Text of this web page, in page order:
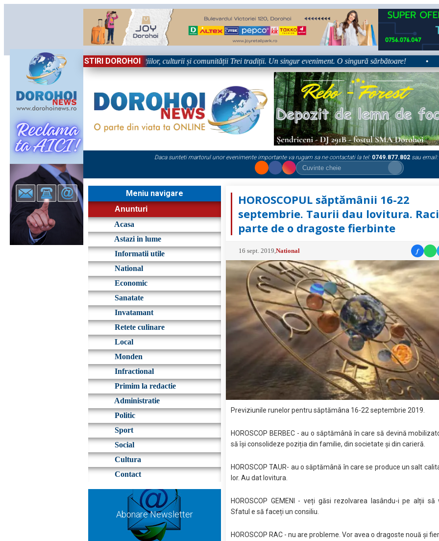
STIRI DOROHOI
Sărbătoare!” – trei zile dedicate tradițiilor, culturii și comunității Trei tradiții. Un singur eveniment. O singură sărbătoare! •
Daca sunteti martorul unor evenimente importante va rugam sa ne contactati la tel: 0749.877.802 sau email:
Meniu navigare
Anunturi
Acasa
Astazi in lume
Informatii utile
National
Economic
Sanatate
Invatamant
Retete culinare
Local
Monden
Infractional
Primim la redactie
Administratie
Politic
Sport
Social
Cultura
Contact
Abonare Newsletter
HOROSCOPUL săptămânii 16-22
septembrie. Taurii dau lovitura.
parte de o dragoste fierbinte
16 sept. 2019 ,National f
Previziunile runelor pentru săptămâna 16-22 septembrie 2019.
HOROSCOP BERBEC - au o săptămână în care să devină
să își consolideze poziția din familie, din societate și din carieră.
HOROSCOP TAUR- au o săptămână în care se produce un salt
lor. Au dat lovitura.
HOROSCOP GEMENI - veți găsi rezolvarea lasându-i pe alții să
Sfatul e să faceți un consiliu.
HOROSCOP RAC - nu are probleme. Vor avea o dragoste nouă și